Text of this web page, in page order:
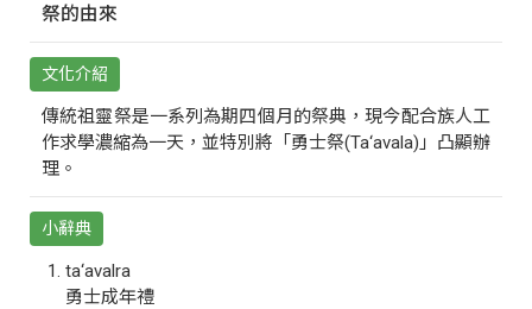
祭的由來
文化介紹
傳統祖靈祭是一系列為期四個月的祭典，現今配合族人工
作求學濃縮為一天，並特別將「勇士祭(Ta‘avala)」凸顯辦
理。
小辭典
ta‘avalra
勇士成年禮